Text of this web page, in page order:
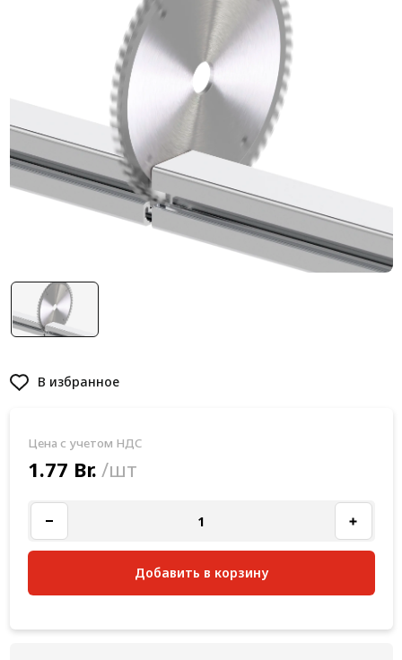
Система V-паза NEW!
Алюминиевые промышленные ограждения
Алюминиевая промышленная мебель
Крейты и кассеты Subrack systems
Профиль строительного назначения
Радиаторный алюминиевый профиль NEW!
Лист алюминиевый
Конструкции из профиля
Услуги дополнительной обработки профиля
В избранное
Цена с учетом НДС
1.77 Br. /шт
Добавить в корзину